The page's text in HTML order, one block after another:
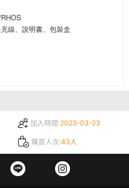
線、說明書、包裝盒
加入時間:2023-03-23
購買人次:43人